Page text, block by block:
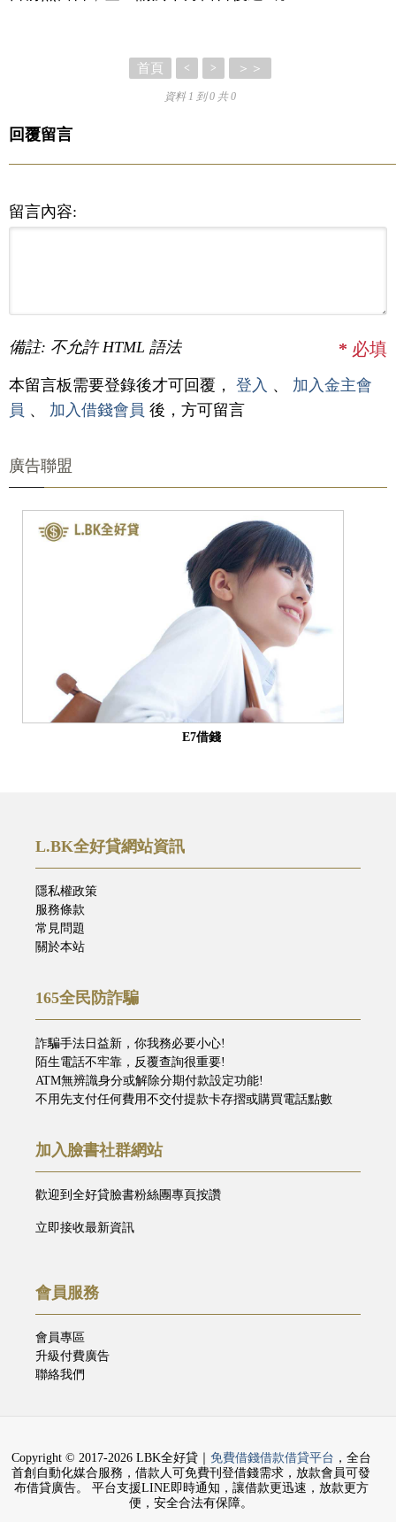
首頁 < > ＞＞
資料 1 到 0 共 0
回覆留言
留言內容:
備註: 不允許 HTML 語法 * 必填
本留言板需要登錄後才可回覆， 登入 、 加入金主會
員 、 加入借錢會員 後，方可留言
廣告聯盟
E7借錢
L.BK全好貸網站資訊
隱私權政策
服務條款
常見問題
關於本站
165全民防詐騙
詐騙手法日益新，你我務必要小心!
陌生電話不牢靠，反覆查詢很重要!
ATM無辨識身分或解除分期付款設定功能!
不用先支付任何費用不交付提款卡存摺或購買電話點數
加入臉書社群網站
歡迎到全好貸臉書粉絲團專頁按讚
立即接收最新資訊
會員服務
會員專區
升級付費廣告
聯絡我們
Copyright © 2017-2026 LBK全好貸｜ 免費借錢借款借貸平台 ，全台
首創自動化媒合服務，借款人可免費刊登借錢需求，放款會員可發
布借貸廣告。 平台支援LINE即時通知，讓借款更迅速，放款更方
便，安全合法有保障。